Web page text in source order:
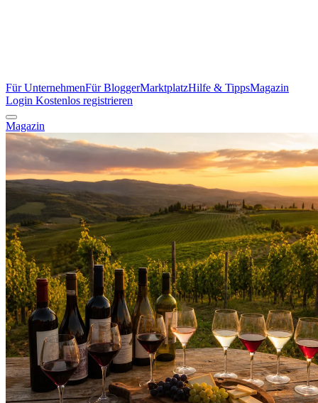
Für UnternehmenFür BloggerMarktplatzHilfe & TippsMagazin
Login Kostenlos registrieren
Magazin